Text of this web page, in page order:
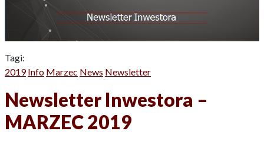
Tagi:
2019 Info Marzec News Newsletter
Newsletter Inwestora –
MARZEC 2019